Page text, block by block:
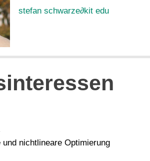
stefan schwarze∂kit edu
nichtlineare Optimierung